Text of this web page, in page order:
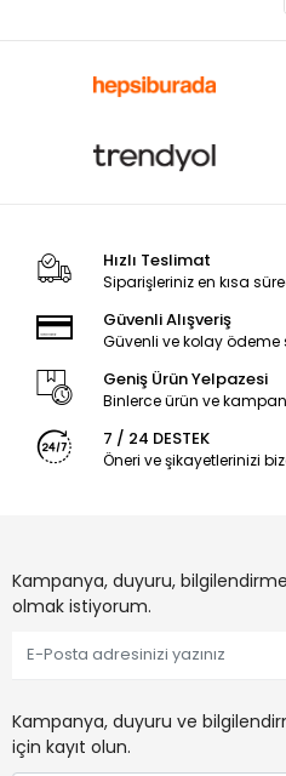
Hızlı Teslimat
Siparişleriniz en kısa
Güvenli Alışveriş
Güvenli ve kolay ödeme
Geniş Ürün Yelpazesi
Binlerce ürün ve
7 / 24 DESTEK
Öneri ve şikayetlerinizi
Kampanya, duyuru,
olmak istiyorum.
Kampanya, duyuru ve
için kayıt olun.